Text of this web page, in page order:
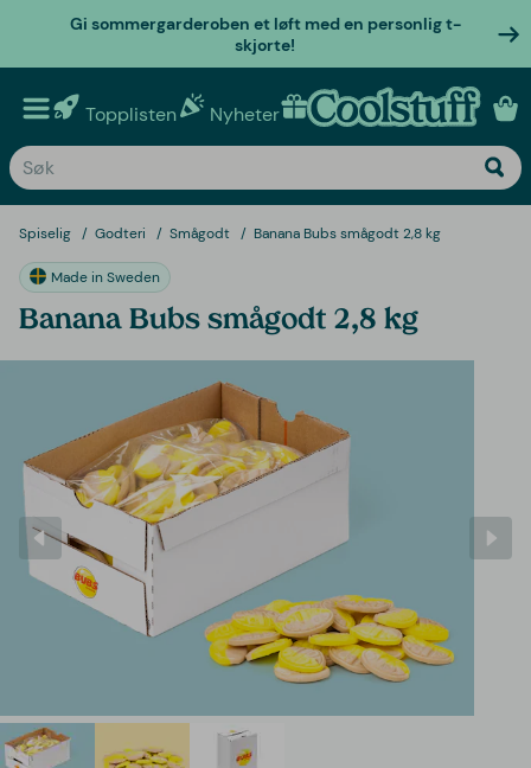
Gi sommergarderoben et løft med en personlig t-
skjorte!
Topplisten Nyheter Personlige gaver
Spiselig Godteri Smågodt Banana Bubs smågodt 2,8 kg
Made in Sweden
Banana Bubs smågodt 2,8 kg